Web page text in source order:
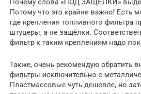
Почему слова «ПОД ЗАЩЁЛКИ»
Потому что это крайне важно! Есть
где крепления топливного фильтра
штуцеры, а не защёлки.
фильтр к таким креплениям надо
Также, очень рекомендую обратить
фильтры исключительно с
Пластмассовые чуть дешевле, но